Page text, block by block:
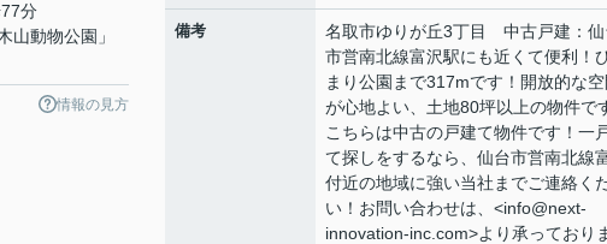
77分
山動物公園 」
情報の見方
備考
名取市ゆりが丘3丁目 中古戸建：仙
市営南北線富沢駅にも近くて便利！
まり公園まで317mです！開放的な
が心地よい、土地80坪以上の物件で
こちらは中古の戸建て物件です！一
て探しをするなら、仙台市営南北線
付近の地域に強い当社までご連絡く
い！お問い合わせは、<info@next-
innovation-inc.com>より承っており